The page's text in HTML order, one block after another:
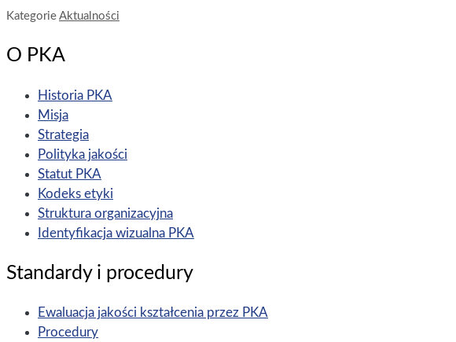
Kategorie Aktualności
O PKA
Historia PKA
Misja
Strategia
Polityka jakości
Statut PKA
Kodeks etyki
Struktura organizacyjna
Identyfikacja wizualna PKA
Standardy i procedury
Ewaluacja jakości kształcenia przez PKA
Procedury